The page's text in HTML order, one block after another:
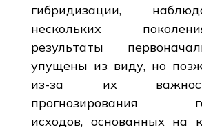
гибридизации,
нескольких
результаты
упущены из виду, но
из-за их
прогнозирования
исходов, основанных на